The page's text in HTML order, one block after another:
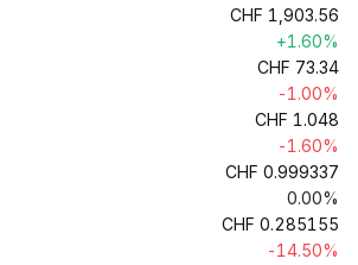
CHF 1,903.56
+1.60%
CHF 73.34
-1.00%
CHF 1.048
-1.60%
CHF 0.999337
0.00%
CHF 0.285155
-14.50%